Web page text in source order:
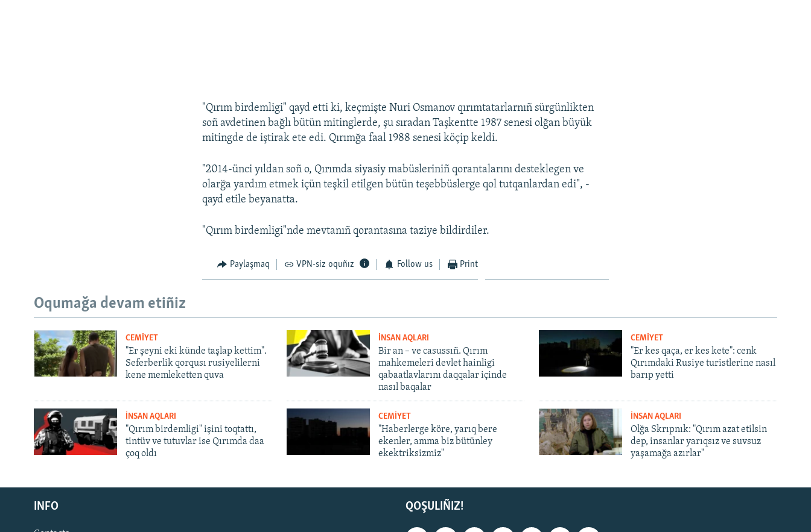
Русский
Українською
"Qırım birdemligi" qayd etti ki, keçmişte Nuri Osmanov qırımtatarlarnıñ sürgünlikten
soñ avdetinen bağlı bütün mitinglerde, şu sıradan Taşkentte 1987 senesi olğan büyük
mitingde de iştirak ete edi. Qırımğa faal 1988 senesi köçip keldi.
"2014-ünci yıldan soñ o, Qırımda siyasiy mabüsleriniñ qorantalarını desteklegen ve
olarğa yardım etmek içün teşkil etilgen bütün teşebbüslerge qol tutqanlardan edi", -
qayd etile beyanatta.
"Qırım birdemligi"nde mevtanıñ qorantasına taziye bildirdiler.
Paylaşmaq VPN-siz oquñız Follow us Print
Oqumağa devam etiñiz
CEMİYET
"Er şeyni eki künde taşlap kettim".
Seferberlik qorqusı rusiyelilerni
kene memleketten quva
İNSAN AQLARI
Bir an – ve casussıñ. Qırım
mahkemeleri devlet hainligi
qabaatlavlarını daqqalar içinde
nasıl baqalar
CEMİYET
"Er kes qaça, er kes kete": cenk
Qırımdaki Rusiye turistlerine nasıl
barıp yetti
İNSAN AQLARI
"Qırım birdemligi" işini toqtattı,
tintüv ve tutuvlar ise Qırımda daa
çoq oldı
CEMİYET
"Haberlerge köre, yarıq bere
ekenler, amma biz bütünley
ekektriksizmiz"
İNSAN AQLARI
Olğa Skrıpnık: "Qırım azat etilsin
dep, insanlar yarıqsız ve suvsuz
yaşamağa azırlar"
QOŞULIÑIZ!
INFO